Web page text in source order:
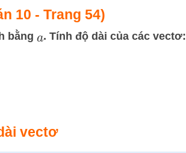
10 - Trang 54)
bằng a. Tính độ dài của các vectơ:
vectơ